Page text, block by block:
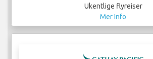
Ukentlige flyreiser
Mer Info